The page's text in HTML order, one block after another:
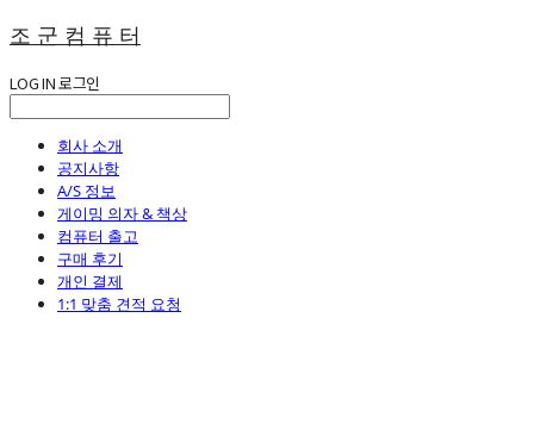
조 군 컴 퓨 터
LOG IN로그인
회사 소개
공지사항
A/S 정보
게이밍 의자 & 책상
컴퓨터 출고
구매 후기
개인 결제
1:1 맞춤 견적 요청